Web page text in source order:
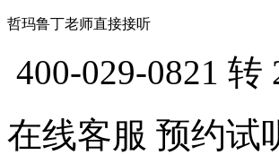
哲玛鲁丁老师直接接听
400-029-0821 转
在线客服 预约试